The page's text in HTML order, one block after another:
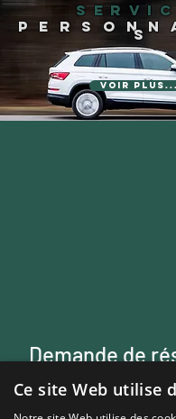
S
Voir plus...
Demande de
/
Ce site Web utilise